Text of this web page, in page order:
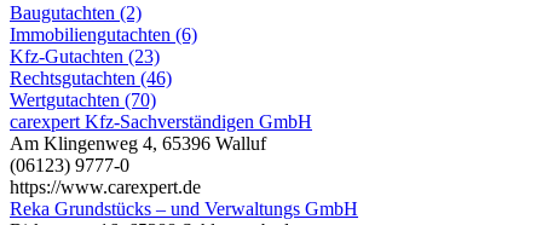
Baugutachten (2)
Immobiliengutachten (6)
Kfz-Gutachten (23)
Rechtsgutachten (46)
Wertgutachten (70)
carexpert Kfz-Sachverständigen GmbH
Am Klingenweg 4, 65396 Walluf
(06123) 9777-0
https://www.carexpert.de
Reka Grundstücks – und Verwaltungs GmbH